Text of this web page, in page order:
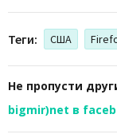
Теги: США
Не пропусти
bigmir)net в